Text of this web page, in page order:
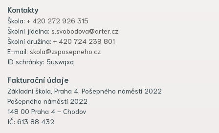
Kontakty
Škola: + 420 272 926 315
Školní jídelna: s.svobodova@arter.cz
Školní družina: + 420 724 239 801
E-mail: skola@zsposepneho.cz
ID schránky: 5uswqxq
Fakturační údaje
Základní škola, Praha 4, Pošepného náměstí 2022
Pošepného náměstí 2022
148 00 Praha 4 – Chodov
IČ: 613 88 432